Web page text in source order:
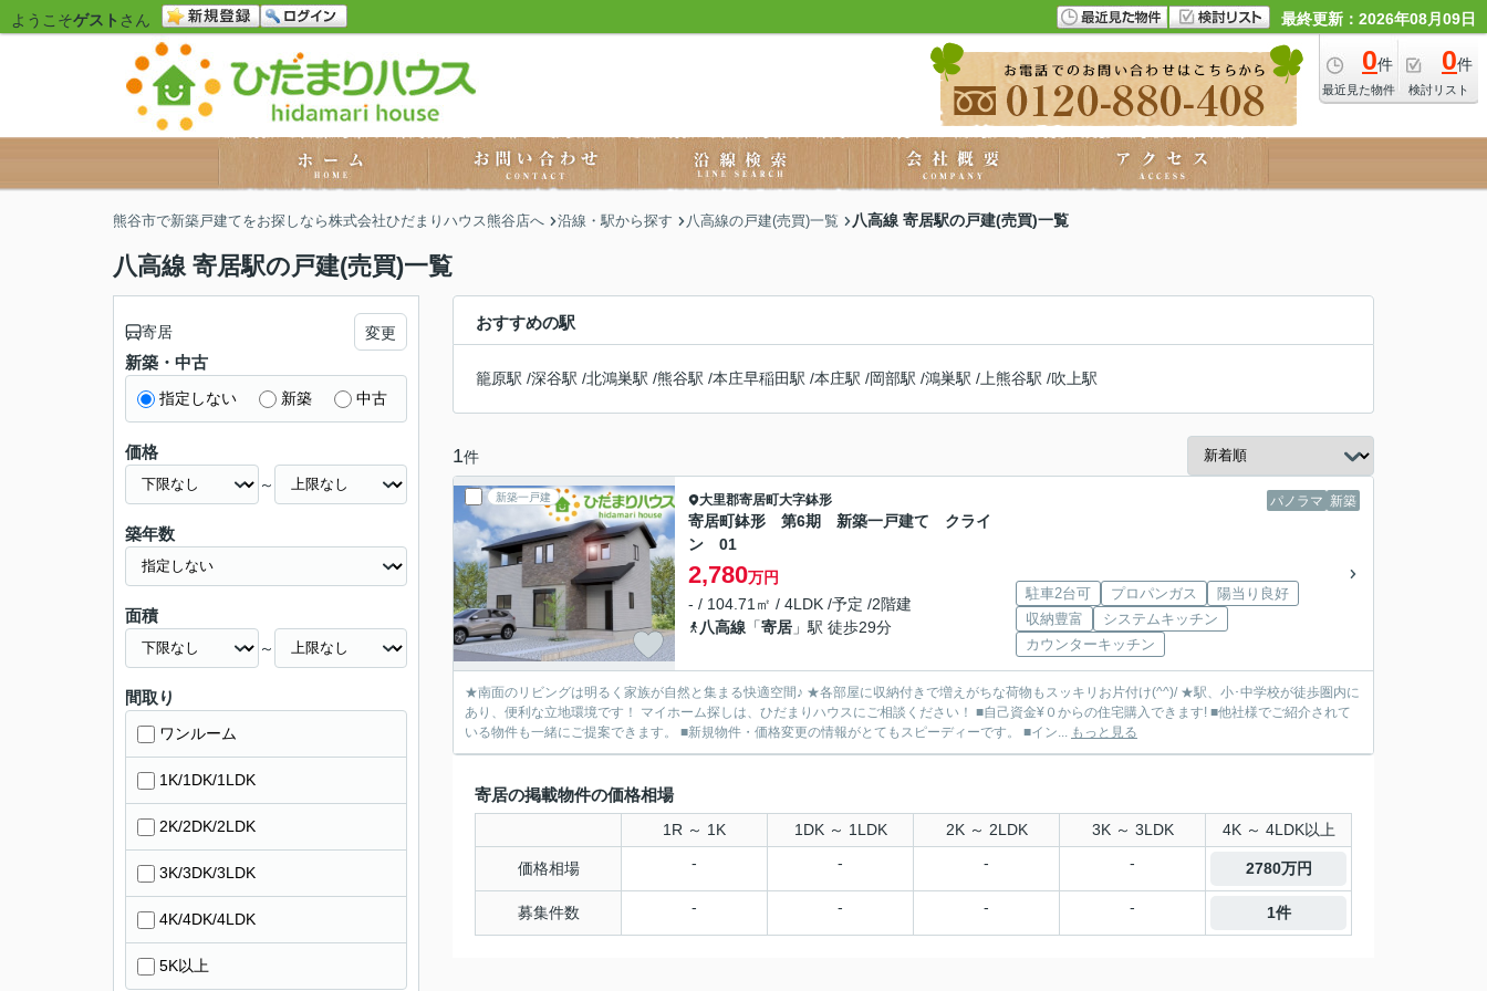
ようこそゲスト さん 最終更新：2026年08月09日
0件
最近見た物件
0件
検討リスト
熊谷市で新築戸建てをお探しなら株式会社ひだまりハウス熊谷店へ 沿線・駅から探す 八高線の戸建(売買)一覧 八高線 寄居駅の戸建(売買)一覧
八高線 寄居駅の戸建(売買)一覧
おすすめの駅
籠原駅 /深谷駅 /北鴻巣駅 /熊谷駅 /本庄早稲田駅 /本庄駅 /岡部駅 /鴻巣駅 / 上熊谷駅 /吹上駅
1件
新築一戸建 パノラマ 新築
大里郡寄居町大字鉢形
寄居町鉢形 第6期 新築一戸建て クライ
ン 01
2,780万円
- / 104.71㎡ / 4LDK /予定 /2階建
八高線 「寄居 」駅 徒歩29分
駐車2台可 プロパンガス
陽当り良好
収納豊富
システムキッチン
カウンターキッチン
★南面のリビングは明るく家族が自然と集まる快適空間♪ ★各部屋に収納付きで増えがちな荷物もスッキリお片付け(^^)/ ★駅、小･中学校が徒歩圏内に
あり、便利な立地環境です！ マイホーム探しは、ひだまりハウスにご相談ください！ ■自己資金¥０からの住宅購入できます! ■他社様でご紹介されて
いる物件も一緒にご提案できます。 ■新規物件・価格変更の情報がとてもスピーディーです。 ■イン... もっと見る
寄居の掲載物件の価格相場
1R ～ 1K 1DK ～ 1LDK 2K ～ 2LDK 3K ～ 3LDK 4K ～ 4LDK以上
価格相場 - - - - 2780万円
募集件数 - - - - 1件
寄居 変更
新築・中古
指定しない 新築 中古
価格
～
築年数
面積
～
間取り
ワンルーム
1K/1DK/1LDK
2K/2DK/2LDK
3K/3DK/3LDK
4K/4DK/4LDK
5K以上